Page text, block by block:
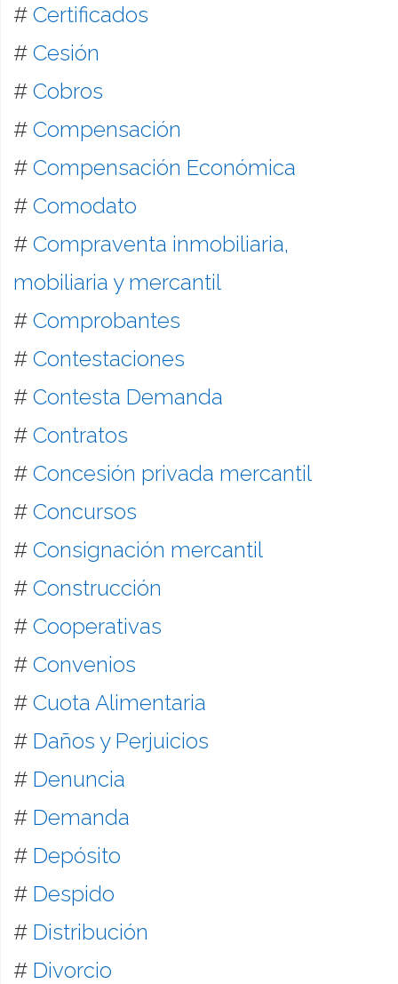
# Certificados
# Cesión
# Cobros
# Compensación
# Compensación Económica
# Comodato
# Compraventa inmobiliaria,
mobiliaria y mercantil
# Comprobantes
# Contestaciones
# Contesta Demanda
# Contratos
# Concesión privada mercantil
# Concursos
# Consignación mercantil
# Construcción
# Cooperativas
# Convenios
# Cuota Alimentaria
# Daños y Perjuicios
# Denuncia
# Demanda
# Depósito
# Despido
# Distribución
# Divorcio